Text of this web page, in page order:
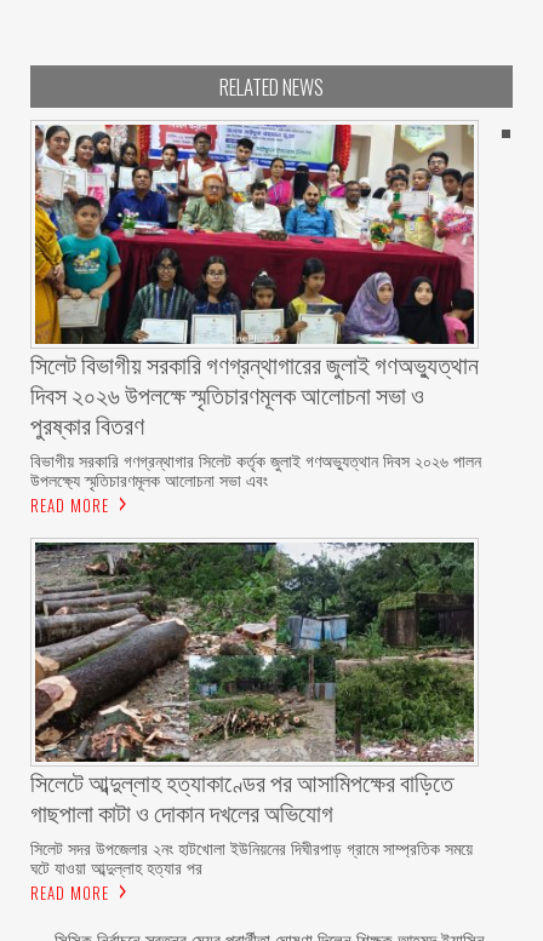
RELATED NEWS
সিলেট বিভাগীয় সরকারি গণগ্রন্থাগারের জুলাই গণঅভ্যুত্থান
দিবস ২০২৬ উপলক্ষে স্মৃতিচারণমূলক আলোচনা সভা ও
পুরষ্কার বিতরণ ‎ ‎
বিভাগীয় সরকারি গণগ্রন্থাগার সিলেট কর্তৃক জুলাই গণঅভ্যুত্থান দিবস ২০২৬ পালন
উপলক্ষ্যে স্মৃতিচারণমূলক আলোচনা সভা এবং
READ MORE
সিলেটে আব্দুল্লাহ হত্যাকাণ্ডের পর আসামিপক্ষের বাড়িতে
গাছপালা কাটা ও দোকান দখলের অভিযোগ
সিলেট সদর উপজেলার ২নং হাটখোলা ইউনিয়নের দিঘীরপাড় গ্রামে সাম্প্রতিক সময়ে
ঘটে যাওয়া আব্দুল্লাহ হত্যার পর
READ MORE